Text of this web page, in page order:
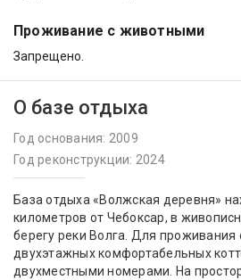
Проживание с животными
Запрещено.
О базе отдыха
Год основания: 2009
Год реконструкции: 2024
База отдыха «Волжская деревня»
километров от Чебоксар, в
берегу реки Волга. Для проживания
двухэтажных комфортабельных
двухместными номерами. На